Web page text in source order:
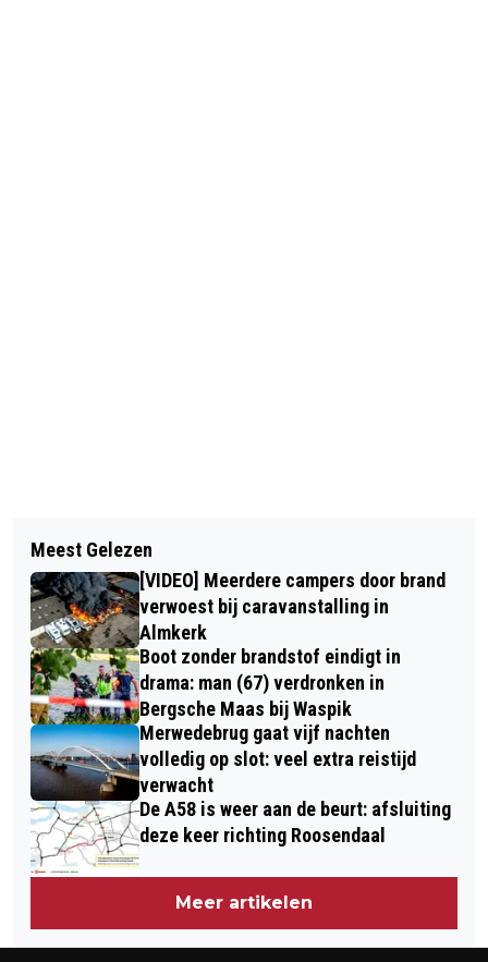
KPN EN ZIGGO HEBBEN DEAL MET
VIAPLAY EN ZENDEN KOMEND
SEIZOEN F1 UIT
BESTUURSTER RAMT BOOM OP
KIEVITSTRAAT IN MADE
Meest Gelezen
[VIDEO] Meerdere campers door brand
verwoest bij caravanstalling in
Almkerk
Boot zonder brandstof eindigt in
drama: man (67) verdronken in
Bergsche Maas bij Waspik
Merwedebrug gaat vijf nachten
volledig op slot: veel extra reistijd
verwacht
De A58 is weer aan de beurt: afsluiting
deze keer richting Roosendaal
Meer artikelen